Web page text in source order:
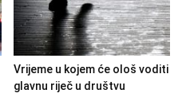
Vrijeme u kojem će ološ voditi
glavnu riječ u društvu